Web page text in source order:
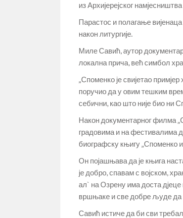
из Архијерејског
Парастос и полагање
након литургије.
Миле Савић, аутор
локална прича, већ симбол
„Споменко је свијетао
поручио да у овим тешким
себични, као што није био ни
Након документарног филма
градовима и на фестивалима
биографску књигу „Споменко
Он појашњава да је књига
је добро, спавам с војском,
ал` на Озрену има доста дјеце
вршњаке и све добре људе да
Савић истиче да би сви